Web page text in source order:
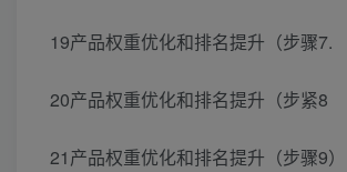
19产品权重优化和排名提升（步骤7.
20产品权重优化和排名提升（步紧8
21产品权重优化和排名提升（步骤9）